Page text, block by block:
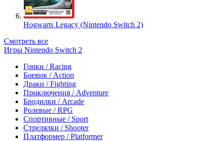
Hogwarts Legacy (Nintendo Switch 2)
Смотреть все
Игры Nintendo Switch 2
Гонки / Racing
Боевик / Action
Драки / Fighting
Приключения / Adventure
Бродилки / Arcade
Ролевые / RPG
Спортивные / Sport
Стрелялки / Shooter
Платформер / Platformer